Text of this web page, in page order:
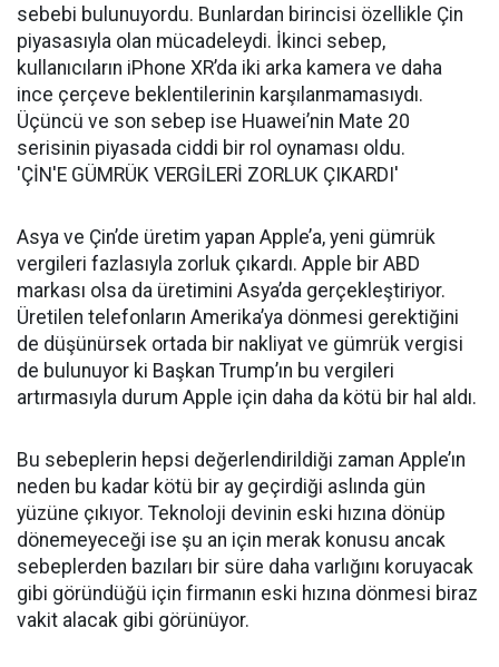
sebebi bulunuyordu. Bunlardan birincisi özellikle Çin
piyasasıyla olan mücadeleydi. İkinci sebep,
kullanıcıların iPhone XR’da iki arka kamera ve daha
ince çerçeve beklentilerinin karşılanmamasıydı.
Üçüncü ve son sebep ise Huawei’nin Mate 20
serisinin piyasada ciddi bir rol oynaması oldu.
'ÇİN'E GÜMRÜK VERGİLERİ ZORLUK ÇIKARDI'
Asya ve Çin’de üretim yapan Apple’a, yeni gümrük
vergileri fazlasıyla zorluk çıkardı. Apple bir ABD
markası olsa da üretimini Asya’da gerçekleştiriyor.
Üretilen telefonların Amerika’ya dönmesi gerektiğini
de düşünürsek ortada bir nakliyat ve gümrük vergisi
de bulunuyor ki Başkan Trump’ın bu vergileri
artırmasıyla durum Apple için daha da kötü bir hal aldı.
Bu sebeplerin hepsi değerlendirildiği zaman Apple’ın
neden bu kadar kötü bir ay geçirdiği aslında gün
yüzüne çıkıyor. Teknoloji devinin eski hızına dönüp
dönemeyeceği ise şu an için merak konusu ancak
sebeplerden bazıları bir süre daha varlığını koruyacak
gibi göründüğü için firmanın eski hızına dönmesi biraz
vakit alacak gibi görünüyor.